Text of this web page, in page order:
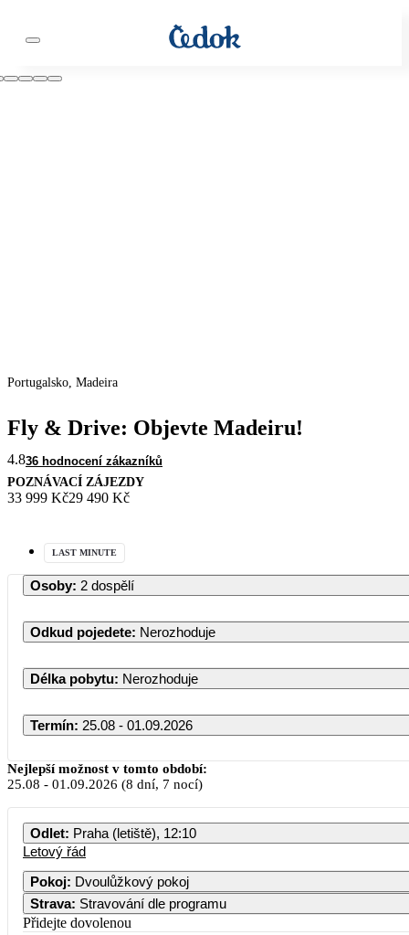
Portugalsko, Madeira
Fly & Drive: Objevte Madeiru!
4.836 hodnocení zákazníků
POZNÁVACÍ ZÁJEZDY
33 999 Kč29 490 Kč
LAST MINUTE
Osoby: 2 dospělí
Odkud pojedete: Nerozhoduje
Délka pobytu: Nerozhoduje
Termín: 25.08 - 01.09.2026
Nejlepší možnost v tomto období:
25.08 - 01.09.2026 (8 dní, 7 nocí)
Odlet: Praha (letiště), 12:10
Letový řád
Pokoj: Dvoulůžkový pokoj
Strava: Stravování dle programu
Přidejte dovolenou